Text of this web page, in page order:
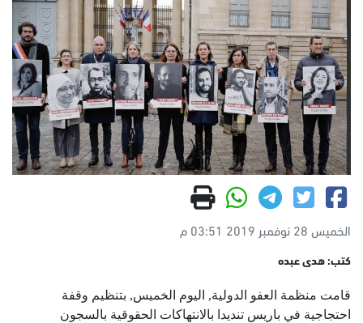
الخميس 28 نوفمبر 2019 03:51 م
كتب: هدى عبده
قامت منظمة العفو الدولية, اليوم الخميس, بتنظيم وقفة
احتجاجية في باريس تنديدا بالانتهاكات الحقوقية بالسجون